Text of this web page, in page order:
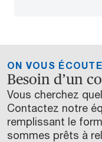
ON VOUS ÉCOUTE
Besoin d’un
Vous cherchez
Contactez notre
remplissant le
sommes prêts à